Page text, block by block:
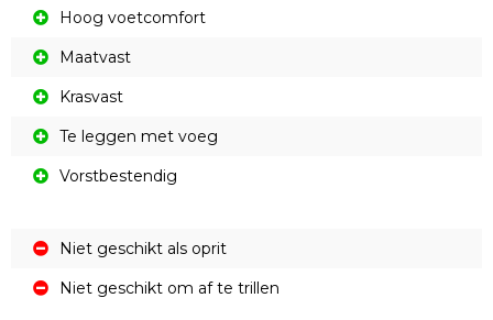
Hoog voetcomfort
Maatvast
Krasvast
Te leggen met voeg
Vorstbestendig
Niet geschikt als oprit
Niet geschikt om af te trillen